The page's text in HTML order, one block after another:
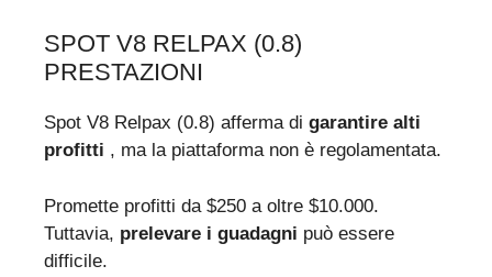
SPOT V8 RELPAX (0.8)
PRESTAZIONI
Spot V8 Relpax (0.8) afferma di garantire alti
profitti , ma la piattaforma non è regolamentata.
Promette profitti da $250 a oltre $10.000.
Tuttavia, prelevare i guadagni può essere
difficile.